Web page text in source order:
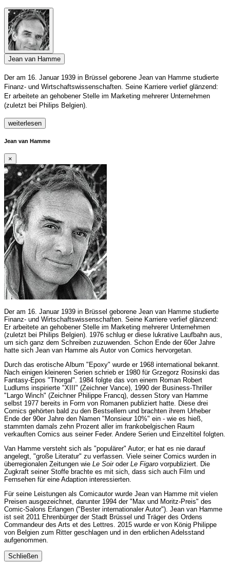
Jean van Hamme
Der am 16. Januar 1939 in Brüssel geborene Jean van Hamme studierte
Finanz- und Wirtschaftswissenschaften. Seine Karriere verlief glänzend:
Er arbeitete an gehobener Stelle im Marketing mehrerer Unternehmen
(zuletzt bei Philips Belgien).
weiterlesen
Jean van Hamme
×
Der am 16. Januar 1939 in Brüssel geborene Jean van Hamme studierte
Finanz- und Wirtschaftswissenschaften. Seine Karriere verlief glänzend:
Er arbeitete an gehobener Stelle im Marketing mehrerer Unternehmen
(zuletzt bei Philips Belgien). 1976 schlug er diese lukrative Laufbahn aus,
um sich ganz dem Schreiben zuzuwenden. Schon Ende der 60er Jahre
hatte sich Jean van Hamme als Autor von Comics hervorgetan.
Durch das erotische Album "Epoxy" wurde er 1968 international bekannt.
Nach einigen kleineren Serien schrieb er 1980 für Grzegorz Rosinski das
Fantasy-Epos "Thorgal". 1984 folgte das von einem Roman Robert
Ludlums inspirierte "XIII" (Zeichner Vance), 1990 der Business-Thriller
"Largo Winch" (Zeichner Philippe Francq), dessen Story van Hamme
selbst 1977 bereits in Form von Romanen publiziert hatte. Diese drei
Comics gehörten bald zu den Bestsellern und brachten ihrem Urheber
Ende der 90er Jahre den Namen "Monsieur 10%" ein - wie es hieß,
stammten damals zehn Prozent aller im frankobelgischen Raum
verkauften Comics aus seiner Feder. Andere Serien und Einzeltitel folgten.
Van Hamme versteht sich als "populärer" Autor; er hat es nie darauf
angelegt, "große Literatur" zu verfassen. Viele seiner Comics wurden in
überregionalen Zeitungen wie Le Soiroder Le Figaro vorpubliziert. Die
Zugkraft seiner Stoffe brachte es mit sich, dass sich auch Film und
Fernsehen für eine Adaption interessierten.
Für seine Leistungen als Comicautor wurde Jean van Hamme mit vielen
Preisen ausgezeichnet, darunter 1994 der "Max und Moritz-Preis" des
Comic-Salons Erlangen ("Bester internationaler Autor"). Jean van Hamme
ist seit 2011 Ehrenbürger der Stadt Brüssel und Träger des Ordens
Commandeur des Arts et des Lettres. 2015 wurde er von König Philippe
von Belgien zum Ritter geschlagen und in den erblichen Adelsstand
aufgenommen.
Schließen